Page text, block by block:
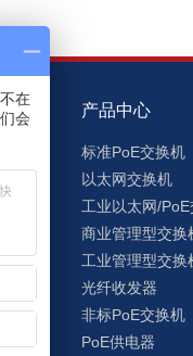
产品中心
标准PoE交换机
以太网交换机
工业以太网/PoE
商业管理型交换
工业管理型交换
光纤收发器
非标PoE交换机
PoE供电器
在
会